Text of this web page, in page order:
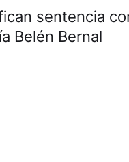
sentencia
Belén Bernal